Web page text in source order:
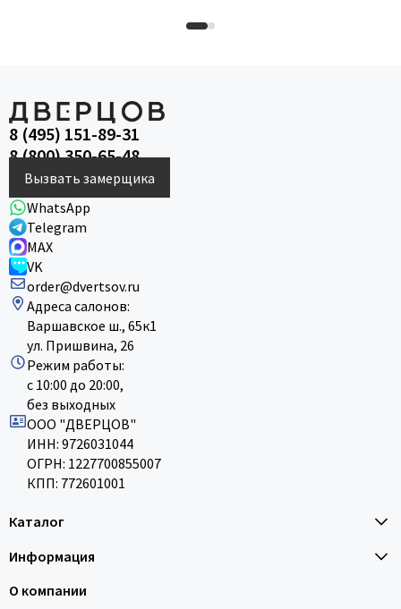
8 (495) 151-89-31
8 (800) 350-65-48
Вызвать замерщика
WhatsApp
Telegram
MAX
VK
order@dvertsov.ru
Адреса салонов:
Варшавское ш., 65к1
ул. Пришвина, 26
Режим работы:
с 10:00 до 20:00,
без выходных
ООО "ДВЕРЦОВ"
ИНН: 9726031044
ОГРН: 1227700855007
КПП: 772601001
Каталог
Информация
О компании